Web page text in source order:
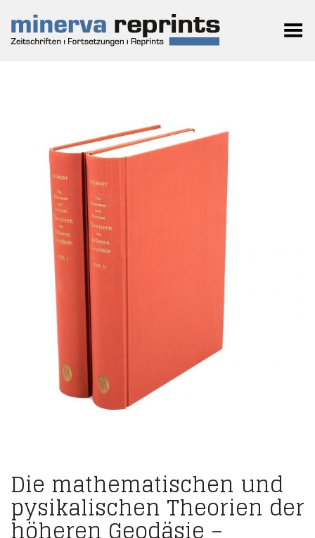
Toggle Menu
Die mathematischen und
pysikalischen Theorien der